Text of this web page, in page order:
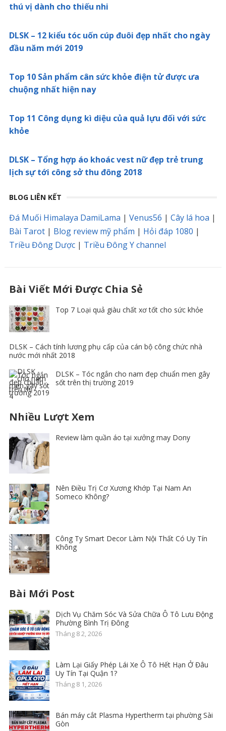
thú vị dành cho thiếu nhi
DLSK – 12 kiểu tóc uốn cúp đuôi đẹp nhất cho ngày
đầu năm mới 2019
Top 10 Sản phẩm cân sức khỏe điện tử được ưa
chuộng nhất hiện nay
Top 11 Công dụng kì diệu của quả lựu đối với sức
khỏe
DLSK – Tổng hợp áo khoác vest nữ đẹp trẻ trung
lịch sự tới công sở thu đông 2018
BLOG LIÊN KẾT
Đá Muối Himalaya DamiLama | Venus56 | Cây lá hoa |
Bài Tarot| Blog review mỹ phẩm | Hỏi đáp 1080 |
Triều Đông Dược| Triều Đông Y channel
Bài Viết Mới Được Chia Sẻ
Top 7 Loại quả giàu chất xơ tốt cho sức khỏe
DLSK – Cách tính lương phụ cấp của cán bộ công chức nhà
nước mới nhất 2018
DLSK – Tóc ngắn cho nam đẹp chuẩn men gây
sốt trên thị trường 2019
Nhiều Lượt Xem
Review làm quần áo tại xưởng may Dony
Nên Điều Trị Cơ Xương Khớp Tại Nam An
Someco Không?
Công Ty Smart Decor Làm Nội Thất Có Uy Tín
Không
Bài Mới Post
Dịch Vụ Chăm Sóc Và Sửa Chữa Ô Tô Lưu Động
Phường Bình Trị Đông
Tháng 8 2, 2026
Làm Lại Giấy Phép Lái Xe Ô Tô Hết Hạn Ở Đâu
Uy Tín Tại Quận 1?
Tháng 8 1, 2026
Bán máy cắt Plasma Hypertherm tại phường Sài
Gòn